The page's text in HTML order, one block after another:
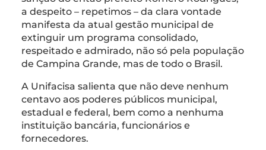
a despeito – repetimos – da clara vontade
manifesta da atual gestão municipal de
extinguir um programa consolidado,
respeitado e admirado, não só pela população
de Campina Grande, mas de todo o Brasil.
A Unifacisa salienta que não deve nenhum
centavo aos poderes públicos municipal,
estadual e federal, bem como a nenhuma
instituição bancária, funcionários e
fornecedores.